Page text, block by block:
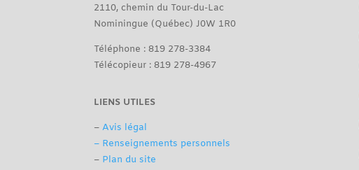
2110, chemin du Tour-du-Lac
Nominingue (Québec) J0W 1R0
Téléphone : 819 278-3384
Télécopieur : 819 278-4967
LIENS UTILES
–Avis légal
– Renseignements personnels
– Plan du site